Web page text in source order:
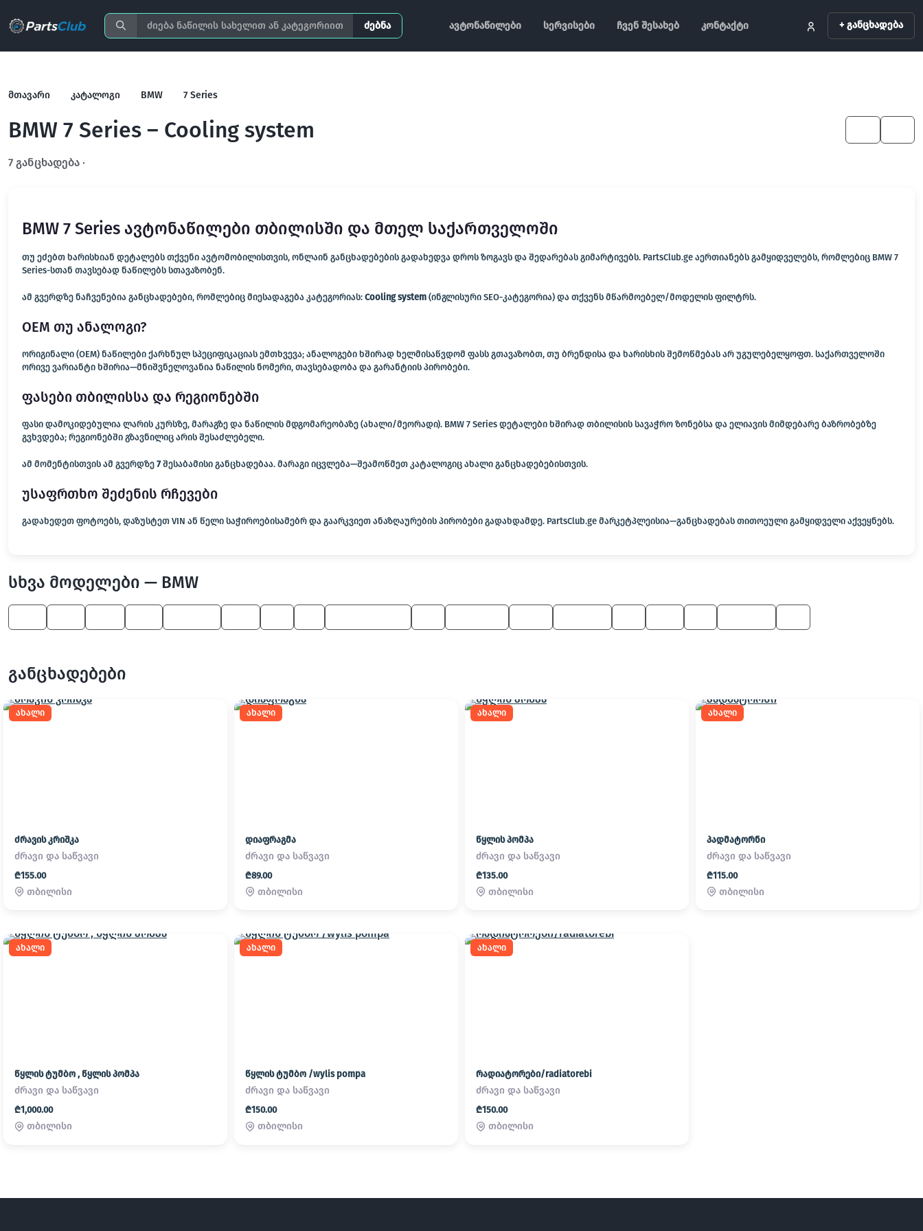
ძებნა ავტონაწილები სერვისები ჩვენ შესახებ კონტაქტი + განცხადება
მთავარი კატალოგი BMW 7 Series
BMW 7 Series – Cooling system
7 განცხადება ·
BMW 7 Series ავტონაწილები თბილისში და მთელ საქართველოში
თუ ეძებთ ხარისხიან დეტალებს თქვენი ავტომობილისთვის, ონლაინ განცხადებების გადახედვა დროს ზოგავს და შედარებას გიმარტივებს. PartsClub.ge აერთიანებს გამყიდველებს, რომლებიც BMW 7
Series-სთან თავსებად ნაწილებს სთავაზობენ.
ამ გვერდზე ნაჩვენებია განცხადებები, რომლებიც მიესადაგება კატეგორიას: Cooling system (ინგლისური SEO-კატეგორია) და თქვენს მწარმოებელ/მოდელის ფილტრს.
OEM თუ ანალოგი?
ორიგინალი (OEM) ნაწილები ქარხნულ სპეციფიკაციას ემთხვევა; ანალოგები ხშირად ხელმისაწვდომ ფასს გთავაზობთ, თუ ბრენდისა და ხარისხის შემოწმებას არ უგულებელყოფთ. საქართველოში
ორივე ვარიანტი ხშირია—მნიშვნელოვანია ნაწილის ნომერი, თავსებადობა და გარანტიის პირობები.
ფასები თბილისსა და რეგიონებში
ფასი დამოკიდებულია ლარის კურსზე, მარაგზე და ნაწილის მდგომარეობაზე (ახალი/მეორადი). BMW 7 Series დეტალები ხშირად თბილისის სავაჭრო ზონებსა და ელიავის მიმდებარე ბაზრობებზე
გვხვდება; რეგიონებში გზავნილიც არის შესაძლებელი.
ამ მომენტისთვის ამ გვერდზე 7შესაბამისი განცხადებაა. მარაგი იცვლება—შეამოწმეთ კატალოგიც ახალი განცხადებებისთვის.
უსაფრთხო შეძენის რჩევები
გადახედეთ ფოტოებს, დაზუსტეთ VIN ან წელი საჭიროებისამებრ და გაარკვიეთ ანაზღაურების პირობები გადახდამდე. PartsClub.ge მარკეტპლეისია—განცხადებას თითოეული გამყიდველი აქვეყნებს.
სხვა მოდელები — BMW
განცხადებები
ახალი
ძრავის კრიშკა
ძრავი და საწვავი
₾155.00
თბილისი
ახალი
დიაფრაგმა
ძრავი და საწვავი
₾89.00
თბილისი
ახალი
წყლის პომპა
ძრავი და საწვავი
₾135.00
თბილისი
ახალი
პადმატორნი
ძრავი და საწვავი
₾115.00
თბილისი
ახალი
წყლის ტუმბო , წყლის პომპა
ძრავი და საწვავი
₾1,000.00
თბილისი
ახალი
წყლის ტუმბო /wylis pompa
ძრავი და საწვავი
₾150.00
თბილისი
ახალი
რადიატორები/radiatorebi
ძრავი და საწვავი
₾150.00
თბილისი